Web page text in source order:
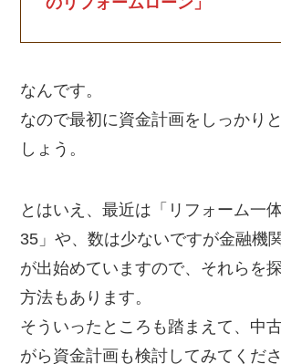
なんです。
なので最初に資金計画をしっかり
しょう。
とはいえ、最近は「リフォーム一
35」や、数は少ないですが金融機
が出始めていますので、それらを
方法もあります。
そういったところも踏まえて、中
がら資金計画も検討してみてくださ